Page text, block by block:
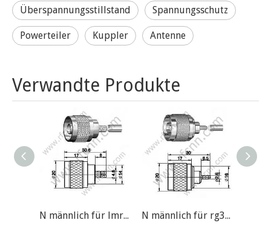
Überspannungsstillstand Spannungsschutz
Powerteiler Kuppler Antenne
Verwandte Produkte
N männlich für lmr200 rf connector N männlich für rg316 rf connector